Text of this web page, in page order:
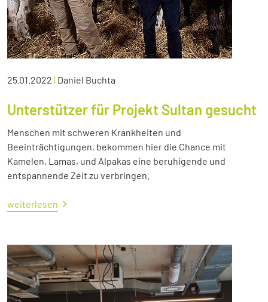
25.01.2022 | Daniel Buchta
Unterstützer für Projekt Sultan gesucht
Menschen mit schweren Krankheiten und
Beeinträchtigungen, bekommen hier die Chance mit
Kamelen, Lamas, und Alpakas eine beruhigende und
entspannende Zeit zu verbringen.
weiterlesen